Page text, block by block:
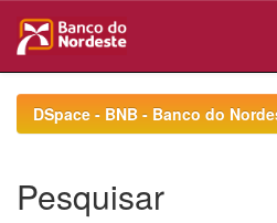
navigationDSpace - BNB - Banco do
Pesquisar